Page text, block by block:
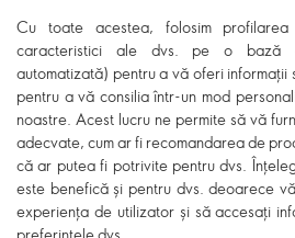
Cu toate acestea, folosim
caracteristici ale dvs. pe o bază
automatizată) pentru a vă oferi informații
pentru a vă consilia într-un mod
noastre. Acest lucru ne permite să vă
adecvate, cum ar fi recomandarea de
că ar putea fi potrivite pentru dvs.
este benefică și pentru dvs. deoarece
experiența de utilizator și să accesați